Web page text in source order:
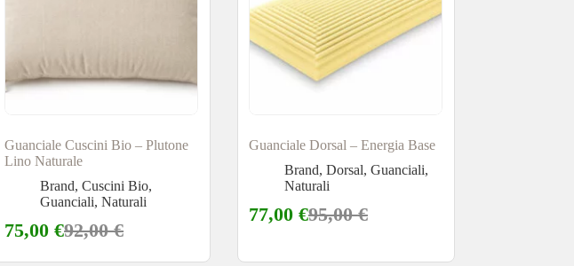
Guanciale Cuscini Bio – Plutone
Lino Naturale
Brand,Cuscini Bio,
Guanciali,Naturali
92,00€
75,00€
Guanciale Dorsal – Energia Base
Brand, Dorsal, Guanciali,
Naturali
95,00€
77,00 €